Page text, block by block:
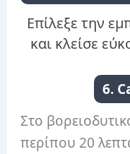
Επίλεξε την
και κλείσε
6.
Στο
περίπου 20